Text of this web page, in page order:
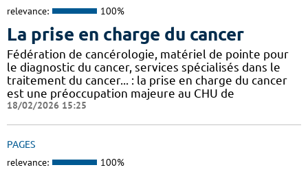
relevance: 100%
La prise en charge du cancer
Fédération de cancérologie, matériel de pointe pour
le diagnostic du cancer, services spécialisés dans le
traitement du cancer... : la prise en charge du cancer
est une préoccupation majeure au CHU de
18/02/2026 15:25
PAGES
relevance: 100%